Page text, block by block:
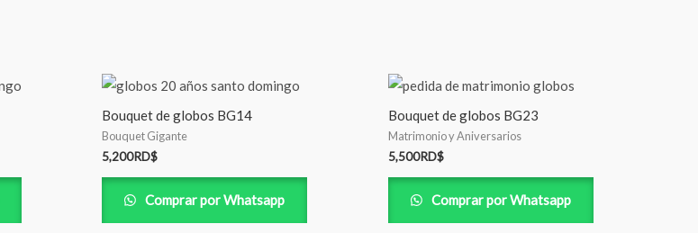
Bouquet de globos BG14
Bouquet Gigante
5,200RD$
Comprar por Whatsapp
Bouquet de globos BG23
Matrimonio y Aniversarios
5,500RD$
Comprar por Whatsapp